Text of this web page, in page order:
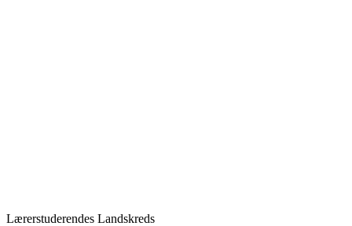
Lærerstuderendes Landskreds